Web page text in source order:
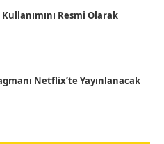
Resmi Olarak
Netflix’te Yayınlanacak